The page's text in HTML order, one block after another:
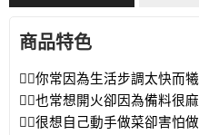
商品特色
👉🏻你常因為生活步調太快而
👉🏻也常想開火卻因為備料很
👉🏻很想自己動手做菜卻害怕